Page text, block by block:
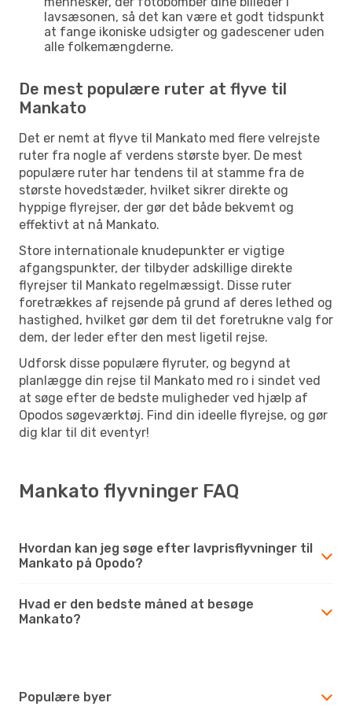
lavsæsonen, så det kan være et godt tidspunkt
at fange ikoniske udsigter og gadescener uden
alle folkemængderne.
De mest populære ruter at flyve til
Mankato
Det er nemt at flyve til Mankato med flere velrejste
ruter fra nogle af verdens største byer. De mest
populære ruter har tendens til at stamme fra de
største hovedstæder, hvilket sikrer direkte og
hyppige flyrejser, der gør det både bekvemt og
effektivt at nå Mankato.
Store internationale knudepunkter er vigtige
afgangspunkter, der tilbyder adskillige direkte
flyrejser til Mankato regelmæssigt. Disse ruter
foretrækkes af rejsende på grund af deres lethed og
hastighed, hvilket gør dem til det foretrukne valg for
dem, der leder efter den mest ligetil rejse.
Udforsk disse populære flyruter, og begynd at
planlægge din rejse til Mankato med ro i sindet ved
at søge efter de bedste muligheder ved hjælp af
Opodos søgeværktøj. Find din ideelle flyrejse, og gør
dig klar til dit eventyr!
Mankato flyvninger FAQ
Hvordan kan jeg søge efter lavprisflyvninger til
Mankato på Opodo?
Hvad er den bedste måned at besøge
Mankato?
Populære byer